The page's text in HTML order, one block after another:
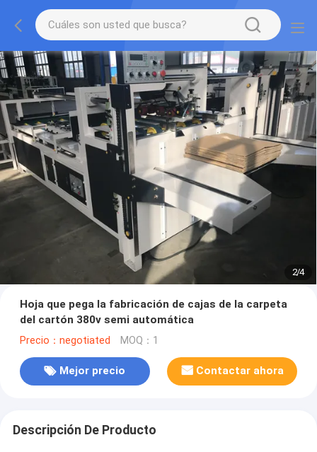
2/4
Hoja que pega la fabricación de cajas de la carpeta
del cartón 380v semi automática
Precio：negotiated MOQ：1
Mejor precio Contactar ahora
Descripción De Producto